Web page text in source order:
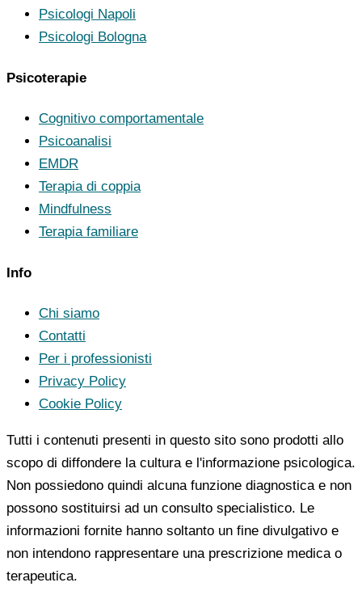
Psicologi Napoli
Psicologi Bologna
Psicoterapie
Cognitivo comportamentale
Psicoanalisi
EMDR
Terapia di coppia
Mindfulness
Terapia familiare
Info
Chi siamo
Contatti
Per i professionisti
Privacy Policy
Cookie Policy
Tutti i contenuti presenti in questo sito sono prodotti allo
scopo di diffondere la cultura e l'informazione psicologica.
Non possiedono quindi alcuna funzione diagnostica e non
possono sostituirsi ad un consulto specialistico. Le
informazioni fornite hanno soltanto un fine divulgativo e
non intendono rappresentare una prescrizione medica o
terapeutica.